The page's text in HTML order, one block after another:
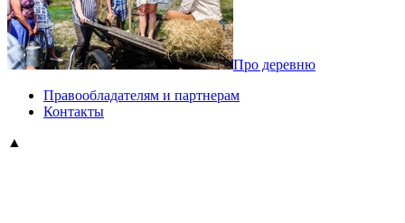
Про деревню
Правообладателям и партнерам
Контакты
▲